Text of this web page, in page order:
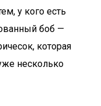
у кого есть
боб —
которая
несколько